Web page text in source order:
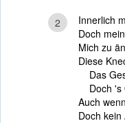
2
Innerlich
Doch
Mich zu
Diese
Das
Doch 's
Auch
Doch